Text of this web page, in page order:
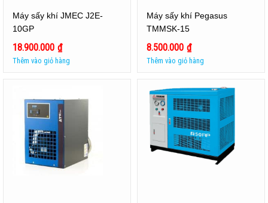
Máy sấy khí JMEC J2E-
10GP
18.900.000 ₫
Thêm vào giỏ hàng
Máy sấy khí Pegasus
TMMSK-15
8.500.000 ₫
Thêm vào giỏ hàng